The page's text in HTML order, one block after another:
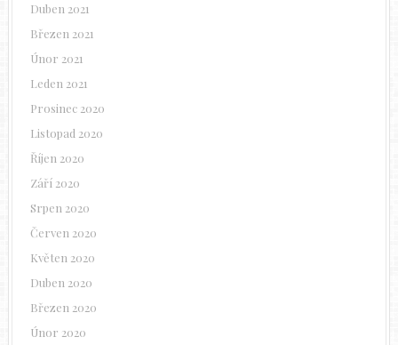
Duben 2021
Březen 2021
Únor 2021
Leden 2021
Prosinec 2020
Listopad 2020
Říjen 2020
Září 2020
Srpen 2020
Červen 2020
Květen 2020
Duben 2020
Březen 2020
Únor 2020